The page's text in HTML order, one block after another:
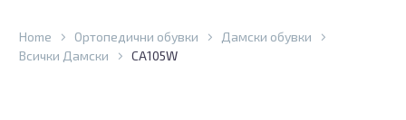
Home Ортопедични обувки
Дамски обувки
Всички Дамски
CA105W